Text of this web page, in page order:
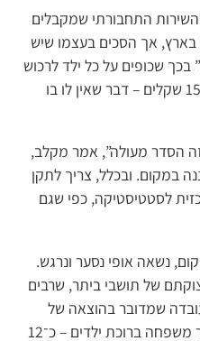
התחבורתי שמקבלים
בארץ, אך הסכים בעצמו שיש
שכופים על כל ילד לרכוש
חופשי חודשי ארצי בעלות של 157.5 שקלים – דבר שאין לו בו
הסדר מעולה”, אמר מקלב,
במקום. ובכלל, צריך לתקן
לסטטיסטיקה, כפי שגם
נשאה אופי נסער ונרגש.
של תושבי ביתר, שרבים
שמדובר בהוצאה של
למעלה מאלף שקלים בחודש עבור משפחה ברוכת ילדים – כ־12